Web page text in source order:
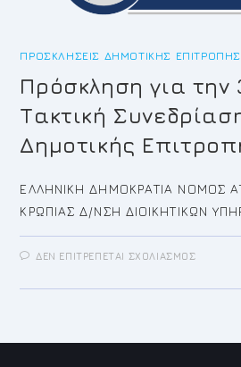
ΠΡΟΣΚΛΉΣΕΙΣ ΔΗΜΟΤΙΚΉΣ ΕΠΙΤΡΟΠΉΣ
Πρόσκληση για την
Τακτική
Δημοτικής
ΕΛΛΗΝΙΚΗ ΔΗΜΟΚΡΑΤΙΑ ΝΟΜΟΣ
ΚΡΩΠΙΑΣ Δ/ΝΣΗ ΔΙΟΙΚΗΤΙΚΩΝ
ΔΕΝ ΕΠΙΤΡΈΠΕΤΑΙ ΣΧΟΛΙΑΣΜΌΣΣΤΟ
ΤΗΝ